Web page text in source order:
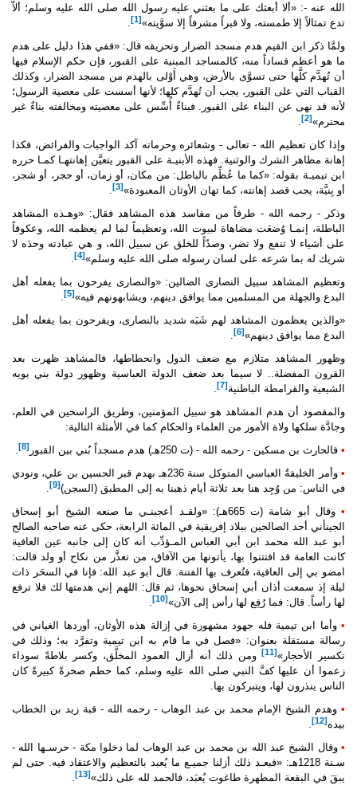
الله عنه -: «ألا أبعثك على ما بعثني عليه رسول الله صلى الله عليه وسلم؛ ألاَّ
تدع تمثالاً إلا طمسته، ولا قبراً مشرفاً إلا سوَّيته»[1]
.
ولمَّا ذكر ابن القيم هدم مسجد الضرار وتحريقه قال: «ففي هذا دليل على هدم
ما هو أعظم فساداً منه، كالمساجد المبنية على القبور، فإن حكم الإسلام فيها
أن تُهدَّم كلَّها حتى تسوَّى بالأرض، وهي أَوْلى بالهدم من مسجد الضرار، وكذلك
القباب التي على القبور، يجب أن تُهدَّم كلها؛ لأنها أسست على معصية الرسول؛
لأنه قد نهى عن البناء على القبور. فبناءٌ أُسِّس على معصيته ومخالفته بناءٌ غير
محترم»[2]
.
وإذا كان تعظيم الله - تعالى - وشعائره وحرماته آكد الواجبات والفرائض، فكذا
إهانة مظاهر الشرك والوثنية. فهذه الأبنيـة على القبور يتعيَّن إهانتهـا كمـا حرره
ابن تيميـة بقوله: «كما ما عُظِّم بالباطل: من مكان، أو زمان، أو حجر، أو شجر،
أو بِنيَّة، يجب قصد إهانته، كما تهان الأوثان المعبودة»[3]
.
وذكر - رحمه الله - طرفاً من مفاسد هذه المشاهد فقال: «وهـذه المشاهد
الباطلة، إنمـا وُضعَت مضاهاة لبيوت الله، وتعظيماً لما لم يعظمه الله، وعكوفاً
على أشياء لا تنفع ولا تضر، وصدّاً للخلق عن سبيل الله، و هي عبادته وحدَه لا
شريك له بما شرعه على لسان رسوله صلى الله عليه وسلم»
[4]
.
وتعظيم المشاهد سبيل النصارى الضالين: «والنصارى يفرحون بما يفعله أهل
البدع والجهلة من المسلمين مما يوافق دينهم، ويشابهونهم فيه»[5]
.
«والذين يعظمون المشاهد لهم شَبَه شديد بالنصارى، ويفرحون بما يفعله أهل
البدع مما يوافق دينهم»[6]
.
وظهور المشاهد متلازم مع ضعف الدول وانحطاطها، فالمشاهد ظهرت بعد
القرون المفضلة.. لا سيما بعد ضعف الدولة العباسية وظهور دولة بني بويه
الشيعية والقرامطة الباطنية [7]
.
والمقصود أن هدم المشاهد هو سبيل المؤمنين، وطريق الراسخين في العلم،
وجادَّة سلكها ولاة الأمور من العلماء والحكام كما في الأمثلة التالية:
• فالحارث بن مسكين - رحمه الله - (ت 250هـ) هدم مسجداً بُني بين القبور [8]
.
•
وأمر الخليفةُ العباسي المتوكل سنة 236هـ بهدم قبر الحسين بن علي، ونودي
في الناس: من وُجِد هنا بعد ثلاثة أيام ذهبنا به إلى المطبق (السجن)[9]
.
•
وقال أبو شامة (ت 665هـ): «ولقـد أعجبنـي ما صنعه الشيخ أبو إسحاق
الجينأني أحد الصالحين ببلاد إفريقية في المائة الرابعة، حكى عنه صاحبه الصالح
أبو عبد الله محمد ابن أبي العباس المـؤدِّب أنه كان إلى جانبه عين العافية
كانت العامة قد افتتنوا بها، يأتونها من الآفاق، من تعذَّر من نكاح أو ولد قالت:
امضو بي إلى العافية، فتُعرف بها الفتنة. قال أبو عبد الله: فإنا في السحَر ذات
ليلة إذ سمعت أذان أبي إسحاق نحوها، ثم قال: اللهم إني هدمتها لك فلا ترفع
لها رأساً. قال: فما رُفِع لها رأس إلى الآن»[10]
.
• وأما ابن تيمية فله جهود مشهورة في إزالة هذه الأوثان، أوردها الغياني في
رسالة مستقلة بعنوان: «فصل في ما قام به ابن تيمية وتفرَّد به؛ وذلك في
تكسير الأحجار» [11]ومن ذلك أنه أزال العمود المخلَّق، وكسر بلاطةً سوداء
زعموا أن عليها كفَّ النبي صلى الله عليه وسلم، كما حطم صخرةً كبيرةً كان
الناس ينذرون لها، ويتبركون بها.
• وهدم الشيخ الإمام محمد بن عبد الوهاب - رحمه الله - قبة زيد بن الخطاب
بيده [12]
.
• وقال الشيخ عبد الله بن محمد بن عبد الوهاب لما دخلوا مكة - حرسـها الله -
سـنة 1218هـ: «فبعـد ذلك أزلنا جميـع ما يُعبد بالتعظيم والاعتقاد فيه. حتى لم
يبقَ في البقعة المطهرة طاغوت يُعبَد، فالحمد لله على ذلك»[13]
.